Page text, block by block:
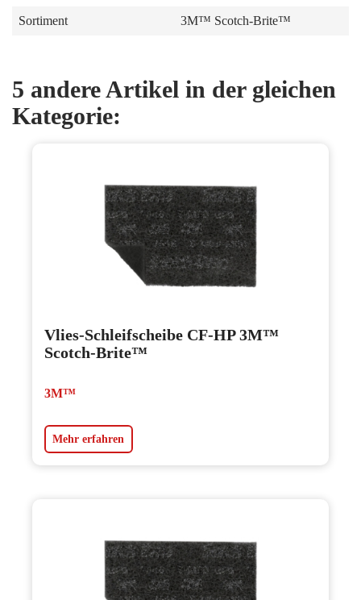
Sortiment 3M™ Scotch-Brite™
5 andere Artikel in der gleichen
Kategorie:
Vlies-Schleifscheibe CF-HP 3M™
Scotch-Brite™
3M™
Mehr erfahren